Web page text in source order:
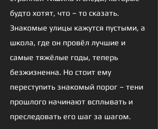
будто хотят, что – то сказать.
Знакомые улицы кажутся пустыми, а
школа, где он провёл лучшие и
самые тяжёлые годы, теперь
безжизненна. Но стоит ему
переступить знакомый порог – тени
прошлого начинают всплывать и
преследовать его шаг за шагом.